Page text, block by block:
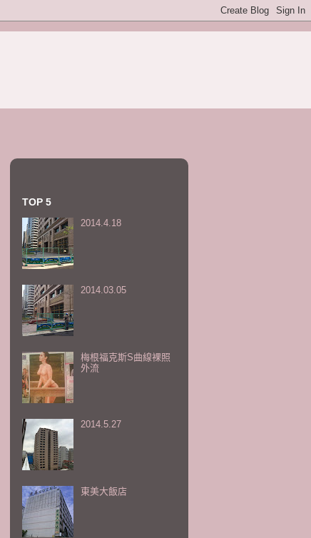
TOP 5
2014.4.18
2014.03.05
梅根福克斯S曲線裸照
外流
2014.5.27
東美大飯店